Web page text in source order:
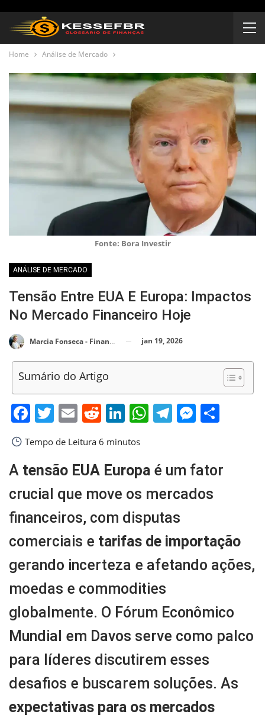
Home Análise de Mercado
Fonte: Bora Investir
ANÁLISE DE MERCADO
Tensão Entre EUA E Europa: Impactos
No Mercado Financeiro Hoje
Marcia Fonseca - Financial Consultant jan 19, 2026
Sumário do Artigo
Facebook
Twitter
EmailReddit
LinkedIn
WhatsApp
Telegram
Tempo de Leitura 6 minutos
A tensão EUA Europa é um fator
crucial que move os mercados
financeiros, com disputas
comerciais e tarifas de importação
gerando incerteza e afetando ações,
moedas e commodities
globalmente. O Fórum Econômico
Mundial em Davos serve como palco
para líderes discutirem esses
desafios e buscarem soluções. As
expectativas para os mercados